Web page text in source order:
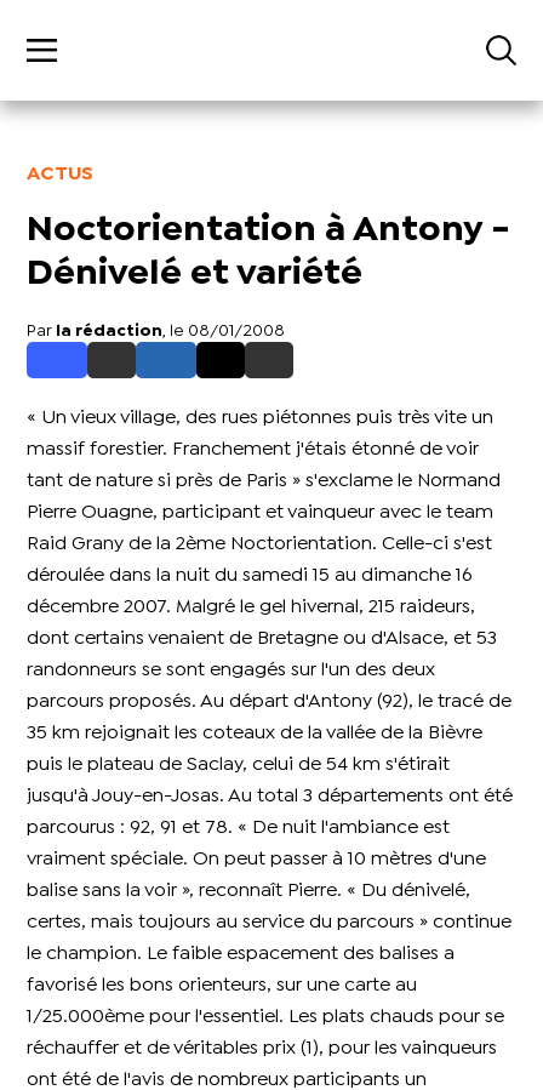
ACTUS
Noctorientation à Antony -
Dénivelé et variété
Par la rédaction , le 08/01/2008
« Un vieux village, des rues piétonnes puis très vite un
massif forestier. Franchement j'étais étonné de voir
tant de nature si près de Paris » s'exclame le Normand
Pierre Ouagne, participant et vainqueur avec le team
Raid Grany de la 2ème Noctorientation. Celle-ci s'est
déroulée dans la nuit du samedi 15 au dimanche 16
décembre 2007. Malgré le gel hivernal, 215 raideurs,
dont certains venaient de Bretagne ou d'Alsace, et 53
randonneurs se sont engagés sur l'un des deux
parcours proposés. Au départ d'Antony (92), le tracé de
35 km rejoignait les coteaux de la vallée de la Bièvre
puis le plateau de Saclay, celui de 54 km s'étirait
jusqu'à Jouy-en-Josas. Au total 3 départements ont été
parcourus : 92, 91 et 78. « De nuit l'ambiance est
vraiment spéciale. On peut passer à 10 mètres d'une
balise sans la voir », reconnaît Pierre. « Du dénivelé,
certes, mais toujours au service du parcours » continue
le champion. Le faible espacement des balises a
favorisé les bons orienteurs, sur une carte au
1/25.000ème pour l'essentiel. Les plats chauds pour se
réchauffer et de véritables prix (1), pour les vainqueurs
ont été de l'avis de nombreux participants un